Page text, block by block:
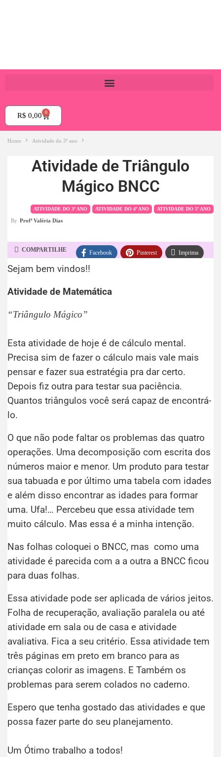
R$ 0,00 0
Home Atividade do 3º ano
Atividade de Triângulo
Mágico BNCC
ATIVIDADE DO 3º ANO ATIVIDADE DO 4º ANO ATIVIDADE DO 5º ANO
By Profª Valéria Dias
COMPARTILHE Facebook Pinterest Imprima
Sejam bem vindos!!
Atividade de Matemática
“Triângulo Mágico”
Esta atividade de hoje é de cálculo mental.
Precisa sim de fazer o cálculo mais vale mais
pensar e fazer sua estratégia pra dar certo.
Depois fiz outra para testar sua paciência.
Quantos triângulos você será capaz de encontrá-
lo.
O que não pode faltar os problemas das quatro
operações. Uma decomposição com escrita dos
números maior e menor. Um produto para testar
sua tabuada e por último uma tabela com idades
e além disso encontrar as idades para formar
uma. Ufa!… Percebeu que essa atividade tem
muito cálculo. Mas essa é a minha intenção.
Nas folhas coloquei o BNCC, mas como uma
atividade é parecida com a a outra a BNCC ficou
para duas folhas.
Essa atividade pode ser aplicada de vários jeitos.
Folha de recuperação, avaliação paralela ou até
atividade em sala ou de casa e atividade
avaliativa. Fica a seu critério. Essa atividade tem
três páginas em preto em branco para as
crianças colorir as imagens. E Também os
problemas para serem colados no caderno.
Espero que tenha gostado das atividades e que
possa fazer parte do seu planejamento.
Um Ótimo trabalho a todos!